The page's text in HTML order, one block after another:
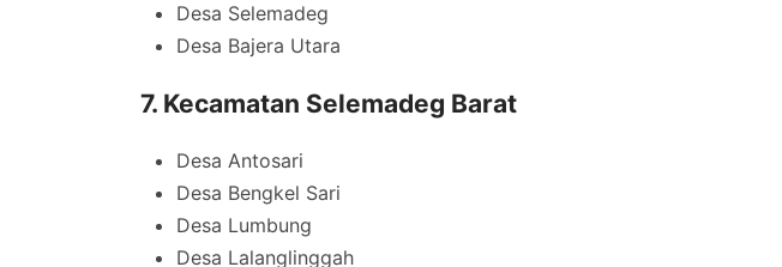
Desa Selemadeg
Desa Bajera Utara
7. Kecamatan Selemadeg Barat
Desa Antosari
Desa Bengkel Sari
Desa Lumbung
Desa Lalanglinggah